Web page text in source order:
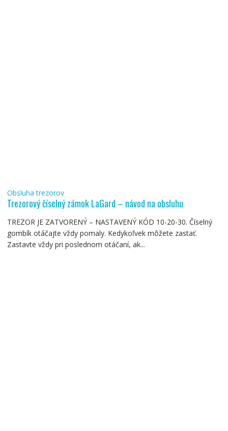
Obsluha trezorov
Trezorový číselný zámok LaGard – návod na obsluhu
TREZOR JE ZATVORENÝ – NASTAVENÝ KÓD 10-20-30. Číselný
gombík otáčajte vždy pomaly. Kedykoľvek môžete zastať.
Zastavte vždy pri poslednom otáčaní, ak...